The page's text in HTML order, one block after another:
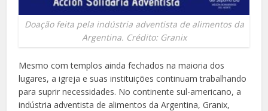
Doação feita pela indústria adventista de alimentos da
Argentina. Crédito: Granix
Mesmo com templos ainda fechados na maioria dos
lugares, a igreja e suas instituições continuam trabalhando
para suprir necessidades. No continente sul-americano, a
indústria adventista de alimentos da Argentina, Granix,